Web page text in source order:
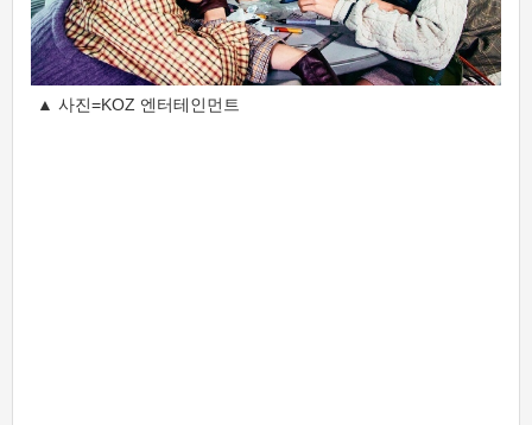
▲ 사진=KOZ 엔터테인먼트